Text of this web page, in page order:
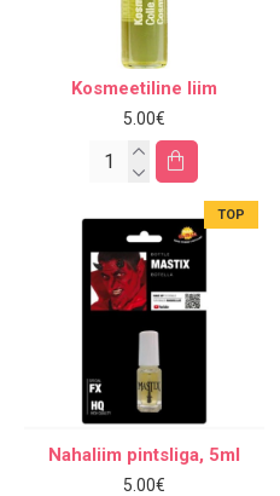
Kosmeetiline liim
5.00€
TOP
Nahaliim pintsliga, 5ml
5.00€